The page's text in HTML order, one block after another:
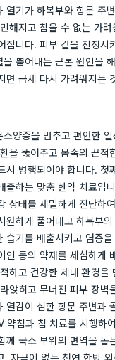
열기가 하복부와 항문 주
해지고 참을 수 없는 가려
집니다. 피부 겉을 진정시
뿜어내는 근본 원인을
면 금세 다시 가려워지는
양증을 멈추고 편안한
을 뚫어주고 몸속의 끈적
시 병행되어야 합니다. 첫
출하는 맞춤 한약 치료입
상태를 세밀하게 진단하
원하게 풀어내고 하복부
습기를 배출시키고 염증
인 등의 약재를 세심하게
하고 건강한 체내 환경을
앉히고 무너진 피부 장벽
열감이 심한 항문 주변과
약침과 침 치료를 시행하
께 국소 부위의 면역을 돕
, 자극이 없는 천연 한방